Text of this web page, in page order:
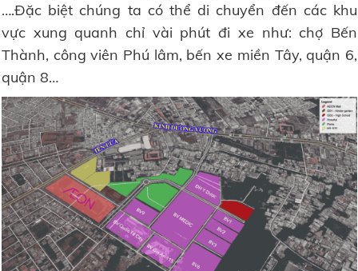
….Đặc biệt chúng ta có thể di chuyển đến các khu
vực xung quanh chỉ vài phút đi xe như: chợ Bến
Thành, công viên Phú lâm, bến xe miền Tây, quận 6,
quận 8…